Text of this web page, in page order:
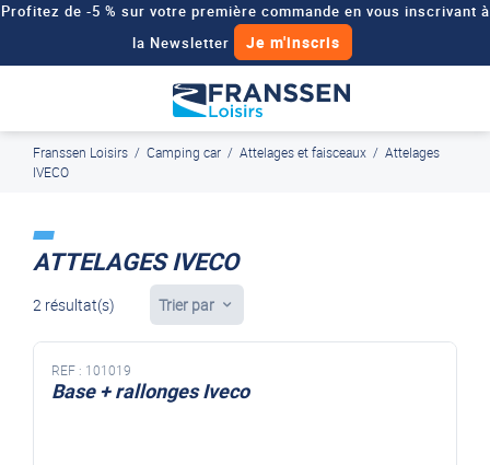
Profitez de -5 % sur votre première commande en vous inscrivant à
la Newsletter
Je m'inscris
Demander un devis
Paiement en ligne sécurisé, en 4x par Paypal J'en profite
Franssen Loisirs / Camping car / Attelages et faisceaux / Attelages
IVECO
ATTELAGES IVECO
2 résultat(s) Trier par
REF : 101019
Base + rallonges Iveco